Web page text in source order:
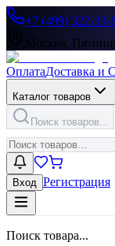
+7 (499) 322-33-
Москва,
ОплатаДоставка и
Каталог товаров
Поиск товаров...
Вход Регистрация
Поиск товара...